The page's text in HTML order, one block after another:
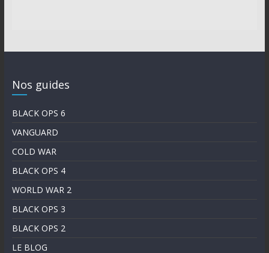
Nos guides
BLACK OPS 6
VANGUARD
COLD WAR
BLACK OPS 4
WORLD WAR 2
BLACK OPS 3
BLACK OPS 2
LE BLOG